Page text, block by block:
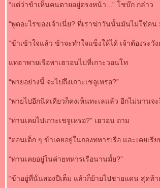
“แต่ว่าข้าเห็นคนตายอยู่ตรงหน้า...” โชบ๊ก กล่าว
“พูดอะไรของเจ้าเนี่ย? ที่เราฆ่าวันนั้นมันไม่ใช่คน
“ข้าเข้าใจแล้ว ข้าจะทำใจแข็งให้ได้ เจ้าต้องระ
ทฮาพายเรือพาเฮวอนไปที่เกาะวอนโท
“พายอย่างนี้ จะไปถึงเกาะเชจูเหรอ?”
“พายไปอีกนิดเดียวก็คงเห็นทะเลแล้ว อีกไม่นานจ
“ท่านเคยไปเกาะเชจูเหรอ?” เฮวอน ถาม
“ตอนเด็ก ๆ ข้าเคยอยู่ในกองทหารเรือ และเคยเรี
“ท่านเคยอยู่ในค่ายทหารเรือนานมั้ย?”
“ข้าอยู่ที่นั่นสองปีเต็ม แล้วก็ย้ายไปชายแดน สุดท้า